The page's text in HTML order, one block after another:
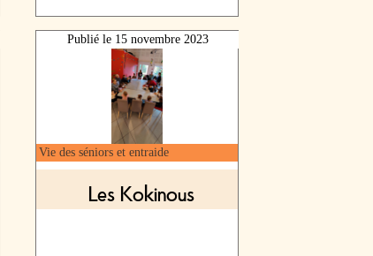
Vie des séniors et entraide
Les Kokinous
Publié le 15 novembre 2023